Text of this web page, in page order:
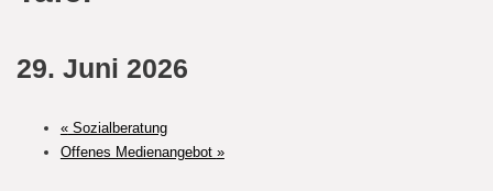
29. Juni 2026
«Sozialberatung
Offenes Medienangebot »